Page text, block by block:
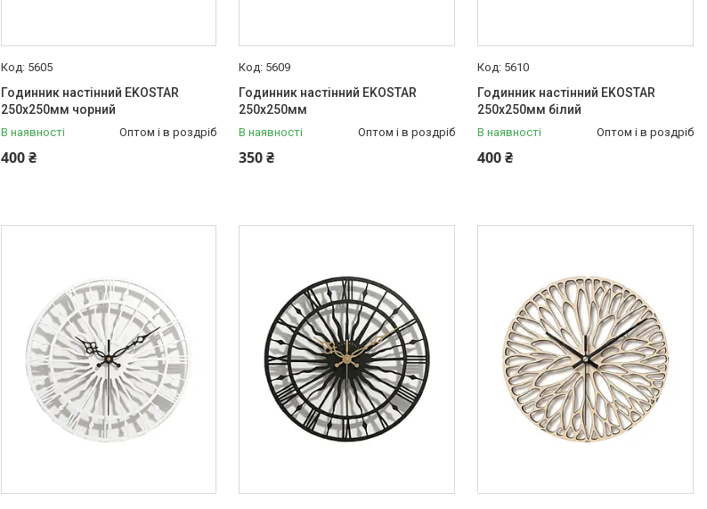
5605
Годинник настінний EKOSTAR
250х250мм чорний
В наявності Оптом і в роздріб
400 ₴
5609
Годинник настінний EKOSTAR
250х250мм
В наявності Оптом і в роздріб
350 ₴
5610
Годинник настінний EKOSTAR
250х250мм білий
В наявності Оптом і в роздріб
400 ₴